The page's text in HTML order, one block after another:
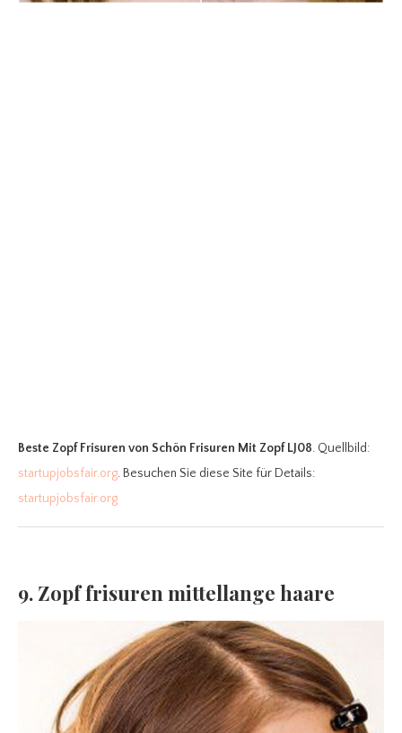
Beste Zopf Frisuren von Schön Frisuren Mit Zopf LJ08. Quellbild:
startupjobsfair.org. Besuchen Sie diese Site für Details:
startupjobsfair.org
9. Zopf frisuren mittellange haare